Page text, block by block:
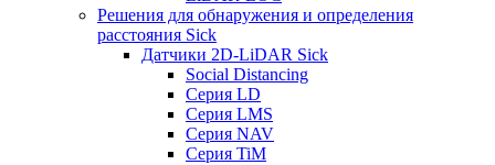
Решения для обнаружения и определения
расстояния Sick
Датчики 2D-LiDAR Sick
Social Distancing
Серия LD
Серия LMS
Серия NAV
Серия TiM